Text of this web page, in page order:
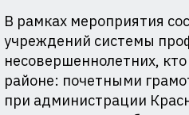
В рамках мероприятия
учреждений системы
несовершеннолетних,
районе: почетными
при администрации